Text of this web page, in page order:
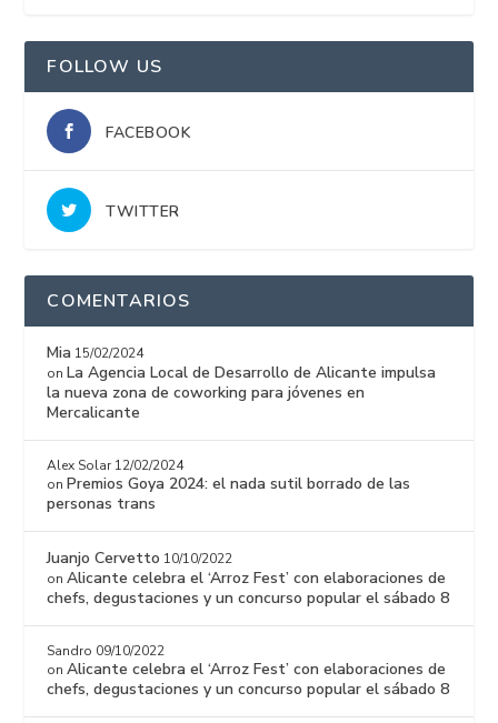
FOLLOW US
FACEBOOK
TWITTER
COMENTARIOS
Mia 15/02/2024
onLa Agencia Local de Desarrollo de Alicante impulsa
la nueva zona de coworking para jóvenes en
Mercalicante
Alex Solar 12/02/2024
onPremios Goya 2024: el nada sutil borrado de las
personas trans
Juanjo Cervetto 10/10/2022
onAlicante celebra el ‘Arroz Fest’ con elaboraciones de
chefs, degustaciones y un concurso popular el sábado 8
Sandro 09/10/2022
onAlicante celebra el ‘Arroz Fest’ con elaboraciones de
chefs, degustaciones y un concurso popular el sábado 8